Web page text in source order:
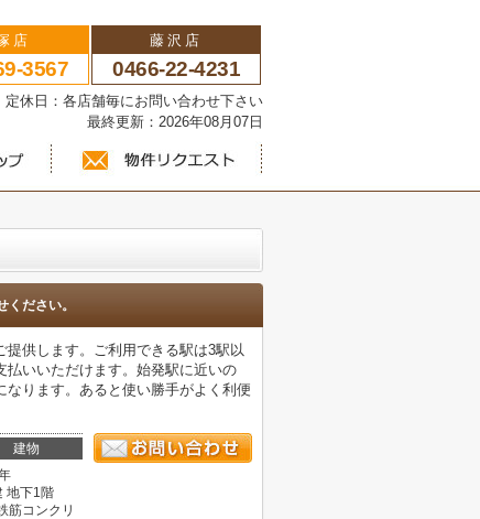
店
3567
藤沢店
0466-22-4231
休日：各店舗毎にお問い合わせ下さい
最終更新：2026年08月07日
ださい。
供します。ご利用できる駅は3駅以
いいただけます。始発駅に近いの
ります。あると使い勝手がよく利便
建物
地下1階
筋コンクリ